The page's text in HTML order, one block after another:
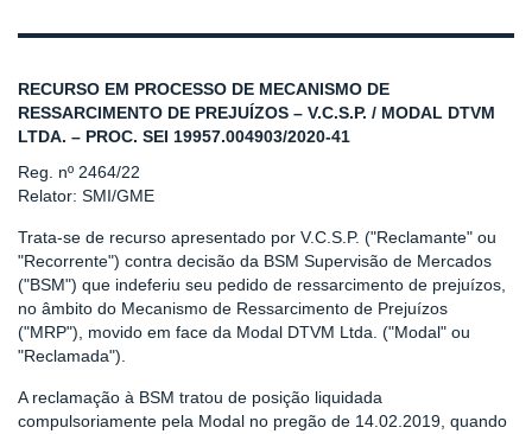
RECURSO EM PROCESSO DE MECANISMO DE
RESSARCIMENTO DE PREJUÍZOS – V.C.S.P. / MODAL DTVM
LTDA. – PROC. SEI 19957.004903/2020-41
Reg. nº 2464/22
Relator: SMI/GME
Trata-se de recurso apresentado por V.C.S.P. ("Reclamante" ou
"Recorrente") contra decisão da BSM Supervisão de Mercados
("BSM") que indeferiu seu pedido de ressarcimento de prejuízos,
no âmbito do Mecanismo de Ressarcimento de Prejuízos
("MRP"), movido em face da Modal DTVM Ltda. ("Modal" ou
"Reclamada").
A reclamação à BSM tratou de posição liquidada
compulsoriamente pela Modal no pregão de 14.02.2019, quando